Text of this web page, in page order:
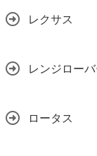
レクサス
レンジロー
ロータス